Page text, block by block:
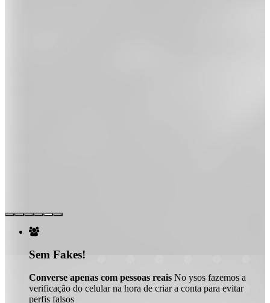

Sem Fakes!
Converse apenas com pessoas reais No ysos fazemos a
verificação do celular na hora de criar a conta para evitar
perfis falsos